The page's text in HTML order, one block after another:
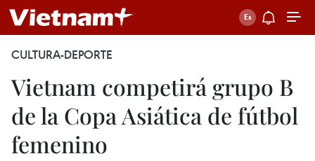
CULTURA-DEPORTE
Vietnam competirá grupo B
de la Copa Asiática de fútbol
femenino